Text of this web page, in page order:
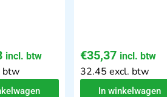
incl. btw
btw
€35,37 incl. btw
32.45 excl. btw
In winkelwagen